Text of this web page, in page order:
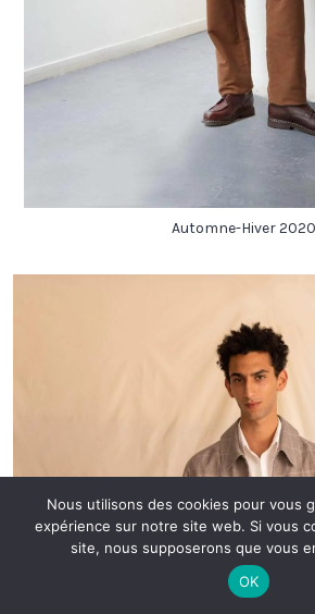
Automne-Hiver 2020
Nous utilisons des cookies pour vous
expérience sur notre site web. Si vous
site, nous supposerons que vous
OK